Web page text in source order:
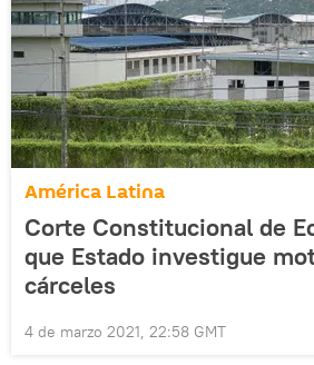
América Latina
Corte Constitucional de
que Estado investigue
cárceles
4 de marzo 2021, 22:58 GMT